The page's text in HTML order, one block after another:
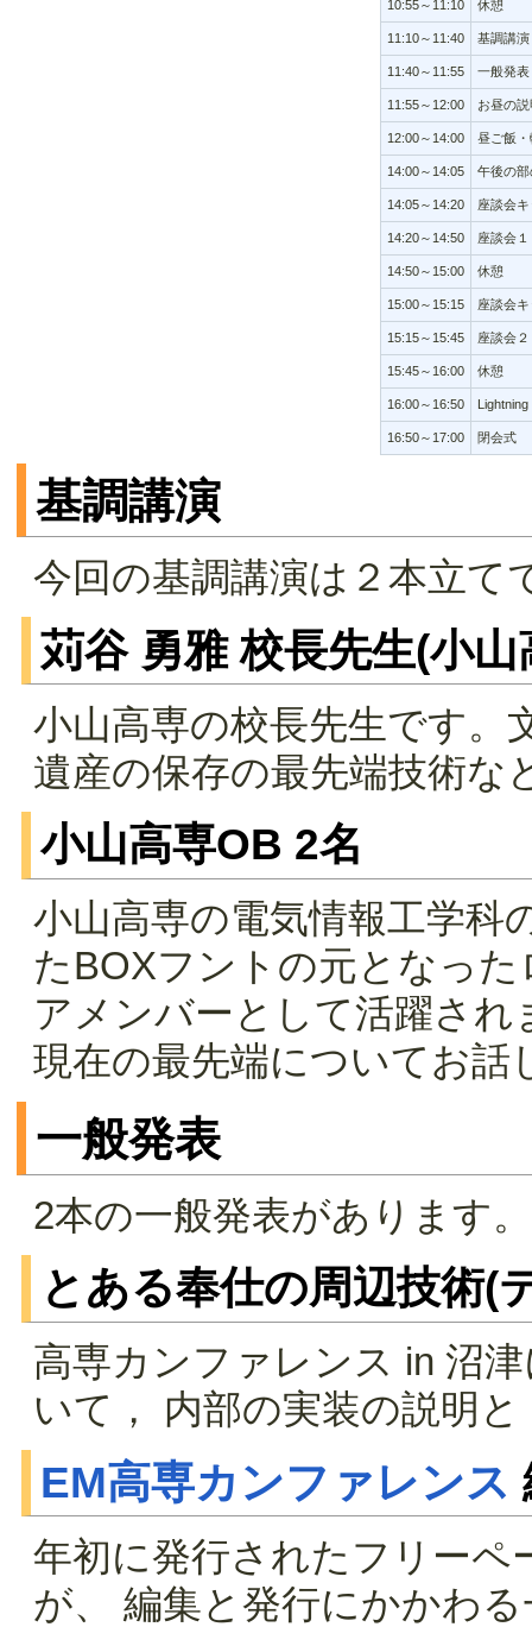
10:55～11:10 休憩
11:10～11:40 基調講演
11:40～11:55 一般発表
11:55～12:00 お昼の
12:00～14:00 昼ご飯
14:00～14:05 午後の部
14:05～14:20 座談会
14:20～14:50 座談会１
14:50～15:00 休憩
15:00～15:15 座談会
15:15～15:45 座談会２
15:45～16:00 休憩
16:00～16:50
16:50～17:00 閉会式
基調講演
今回の基調講演は２本立て
苅谷 勇雅 校長先生(小山
小山高専の校長先生です。
遺産の保存の最先端技術な
小山高専OB 2名
小山高専の電気情報工学科
たBOXフントの元となっ
アメンバーとして活躍さ
現在の最先端についてお話
一般発表
2本の一般発表があります。
とある奉仕の周辺技術(
高専カンファレンス in 沼
いて， 内部の実装の説明
EM高専カンファレンス
年初に発行されたフリーペ
が、 編集と発行にかかわ